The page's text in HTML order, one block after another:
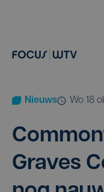
Nieuws wo 18
Gra­ves